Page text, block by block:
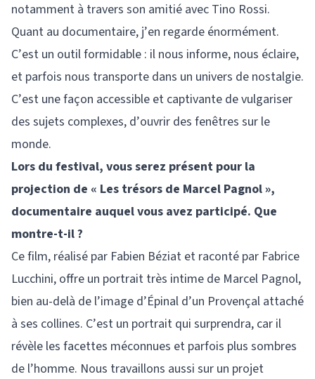
notamment à travers son amitié avec Tino Rossi.
Quant au documentaire, j’en regarde énormément.
C’est un outil formidable : il nous informe, nous éclaire,
et parfois nous transporte dans un univers de nostalgie.
C’est une façon accessible et captivante de vulgariser
des sujets complexes, d’ouvrir des fenêtres sur le
monde.
Lors du festival, vous serez présent pour la
projection de « Les trésors de Marcel Pagnol »,
documentaire auquel vous avez participé. Que
montre-t-il ?
Ce film, réalisé par Fabien Béziat et raconté par Fabrice
Lucchini, offre un portrait très intime de Marcel Pagnol,
bien au-delà de l’image d’Épinal d’un Provençal attaché
à ses collines. C’est un portrait qui surprendra, car il
révèle les facettes méconnues et parfois plus sombres
de l’homme. Nous travaillons aussi sur un projet